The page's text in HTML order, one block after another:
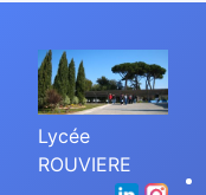
Lycée
ROUVIERE